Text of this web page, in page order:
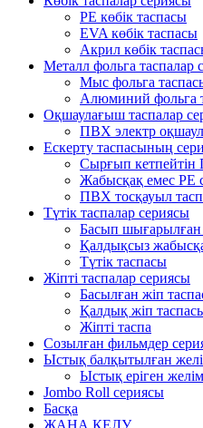
PE көбік таспасы
EVA көбік таспасы
Акрил көбік
Металл фольга таспалар
Мыс фольга
Алюминий фольга
Оқшаулағыш таспалар
ПВХ электр
Ескерту таспасының
Сырғып кетпейтін
Жабысқақ емес PE
ПВХ тосқауыл
Түтік таспалар сериясы
Басып шығарылған
Қалдықсыз
Түтік таспасы
Жіпті таспалар сериясы
Басылған жіп
Қалдық жіп
Жіпті таспа
Созылған фильмдер
Ыстық балқытылған
Ыстық еріген
Jombo Roll сериясы
Басқа
ЖАҢА КЕЛУ